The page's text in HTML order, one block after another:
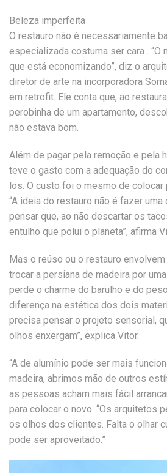
Beleza imperfeita
O restauro não é necessariamente
especializada costuma ser cara . “O
que está economizando”, diz o
diretor de arte na incorporadora
em retrofit. Ele conta que, ao
perobinha de um apartamento,
não estava bom.
Além de pagar pela remoção e pela
teve o gasto com a adequação do
los. O custo foi o mesmo de colocar
“A ideia do restauro não é fazer uma
pensar que, ao não descartar os
entulho que polui o planeta”, afirma
Mas o reúso ou o restauro
trocar a persiana de madeira por
perde o charme do barulho e do
diferença na estética dos dois
precisa pensar o projeto sensorial,
olhos enxergam”, explica Vitor.
“A de alumínio pode ser mais
madeira, abrimos mão de outros
as pessoas acham mais fácil
para colocar o novo. “Os arquitetos
os olhos dos clientes. Falta o olhar
pode ser aproveitado.”